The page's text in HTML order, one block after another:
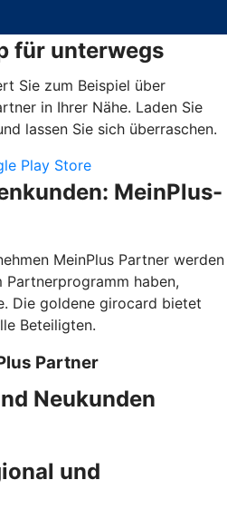
für unterwegs
Sie zum Beispiel über
in Ihrer Nähe. Laden Sie
lassen Sie sich überraschen.
Play Store
MeinPlus-
MeinPlus Partner werden
haben,
Die goldene girocard bietet
Beteiligten.
Partner
Neukunden
und